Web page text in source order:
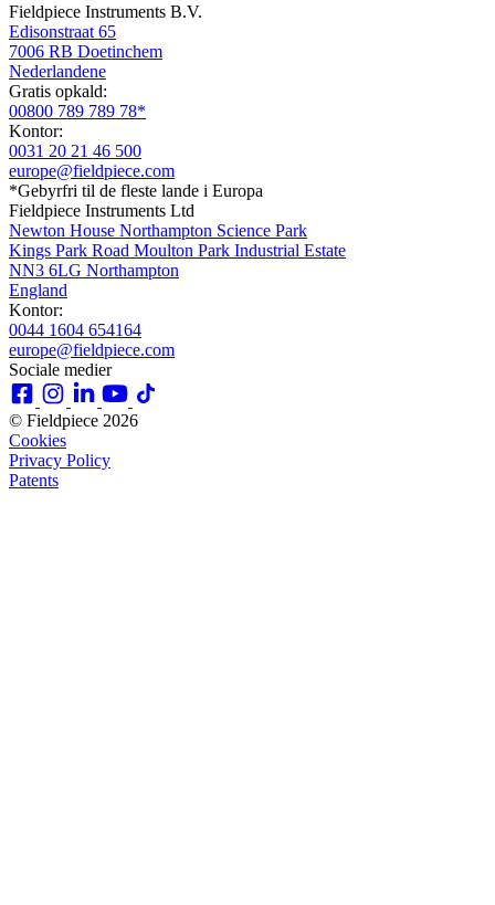
Fieldpiece Instruments B.V.
Edisonstraat 65
7006 RB Doetinchem
Nederlandene
Gratis opkald:
00800 789 789 78*
Kontor:
0031 20 21 46 500
europe@fieldpiece.com
*Gebyrfri til de fleste lande i Europa
Fieldpiece Instruments Ltd
Newton House Northampton Science Park
Kings Park Road Moulton Park Industrial Estate
NN3 6LG Northampton
England
Kontor:
0044 1604 654164
europe@fieldpiece.com
Sociale medier
© Fieldpiece 2026
Cookies
Privacy Policy
Patents